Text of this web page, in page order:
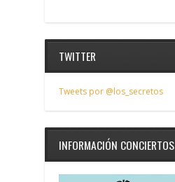
TWITTER
Tweets por @los_secretos
INFORMACIÓN CONCIERTOS